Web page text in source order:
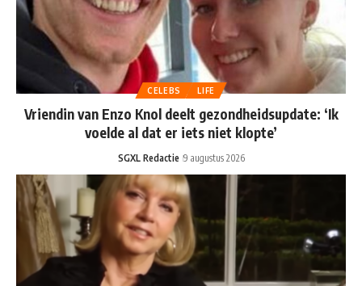
CELEBS LIFE
Vriendin van Enzo Knol deelt gezondheidsupdate: ‘Ik
voelde al dat er iets niet klopte’
SGXL Redactie 9 augustus 2026